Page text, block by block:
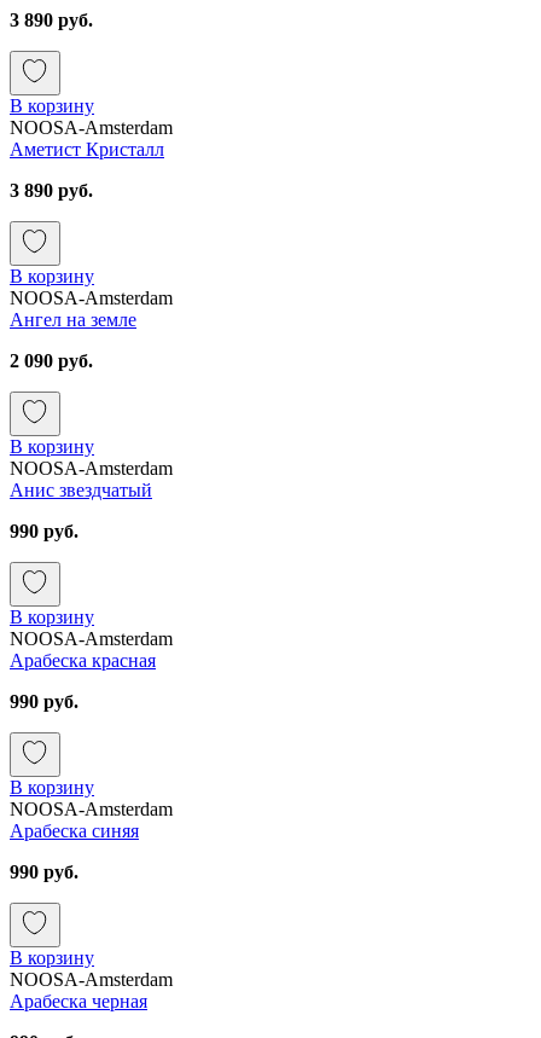
3 890 руб.
В корзину
NOOSA-Amsterdam
Аметист Кристалл
3 890 руб.
В корзину
NOOSA-Amsterdam
Ангел на земле
2 090 руб.
В корзину
NOOSA-Amsterdam
Анис звездчатый
990 руб.
В корзину
NOOSA-Amsterdam
Арабеска красная
990 руб.
В корзину
NOOSA-Amsterdam
Арабеска синяя
990 руб.
В корзину
NOOSA-Amsterdam
Арабеска черная